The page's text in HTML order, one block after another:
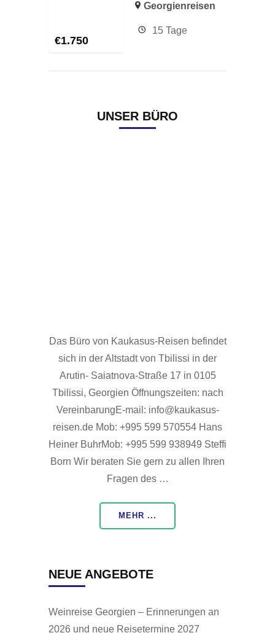
€1.750
Georgienreisen
15 Tage
UNSER BÜRO
Das Büro von Kaukasus-Reisen befindet
sich in der Altstadt von Tbilissi in der
Arutin- Saiatnova-Straße 17 in 0105
Tbilissi, Georgien Öffnungszeiten: nach
VereinbarungE-mail: info@kaukasus-
reisen.de Mob: +995 599 570554 Hans
Heiner BuhrMob: +995 599 938949 Steffi
Born Wir beraten Sie gern zu allen Ihren
Fragen des …
MEHR ...
NEUE ANGEBOTE
Weinreise Georgien – Erinnerungen an
2026 und neue Reisetermine 2027